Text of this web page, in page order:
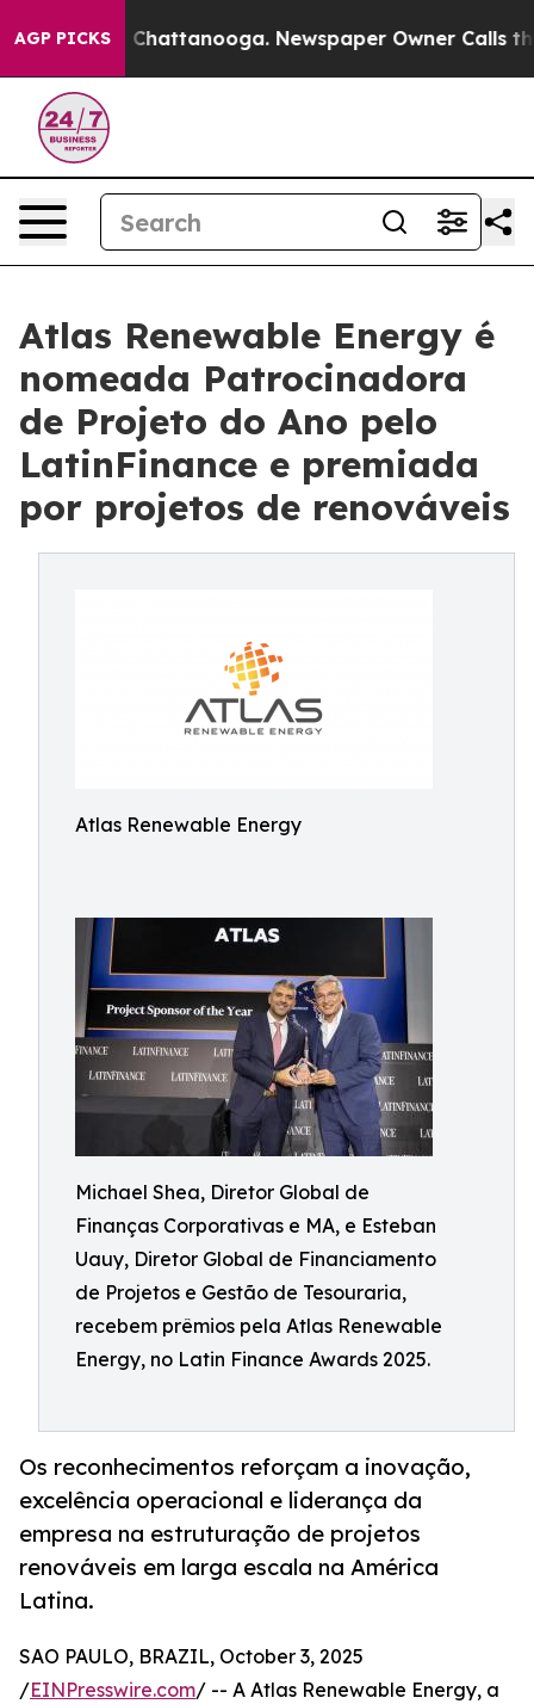
AGP PICKS
in Chattanooga. Newspaper Owner Calls the
Atlas Renewable Energy é
nomeada Patrocinadora
de Projeto do Ano pelo
LatinFinance e premiada
por projetos de renováveis
Atlas Renewable Energy
Michael Shea, Diretor Global de
Finanças Corporativas e MA, e Esteban
Uauy, Diretor Global de Financiamento
de Projetos e Gestão de Tesouraria,
recebem prêmios pela Atlas Renewable
Energy, no Latin Finance Awards 2025.
Os reconhecimentos reforçam a inovação,
excelência operacional e liderança da
empresa na estruturação de projetos
renováveis em larga escala na América
Latina.
SAO PAULO, BRAZIL, October 3, 2025
/EINPresswire.com/ -- A Atlas Renewable Energy, a